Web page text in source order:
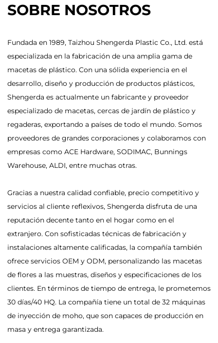
SOBRE NOSOTROS
Fundada en 1989, Taizhou Shengerda Plastic Co., Ltd. está
especializada en la fabricación de una amplia gama de
macetas de plástico. Con una sólida experiencia en el
desarrollo, diseño y producción de productos plásticos,
Shengerda es actualmente un fabricante y proveedor
especializado de macetas, cercas de jardín de plástico y
regaderas, exportando a países de todo el mundo. Somos
proveedores de grandes corporaciones y colaboramos con
empresas como ACE Hardware, SODIMAC, Bunnings
Warehouse, ALDI, entre muchas otras.
Gracias a nuestra calidad confiable, precio competitivo y
servicios al cliente reflexivos, Shengerda disfruta de una
reputación decente tanto en el hogar como en el
extranjero. Con sofisticadas técnicas de fabricación y
instalaciones altamente calificadas, la compañía también
ofrece servicios OEM y ODM, personalizando las macetas
de flores a las muestras, diseños y especificaciones de los
clientes. En términos de tiempo de entrega, le prometemos
30 días/40 HQ. La compañía tiene un total de 32 máquinas
de inyección de moho, que son capaces de producción en
masa y entrega garantizada.